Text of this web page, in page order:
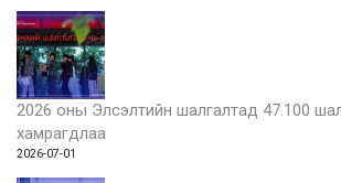
2026 оны Элсэлтийн шалгалтад 47.100
хамрагдлаа
2026-07-01